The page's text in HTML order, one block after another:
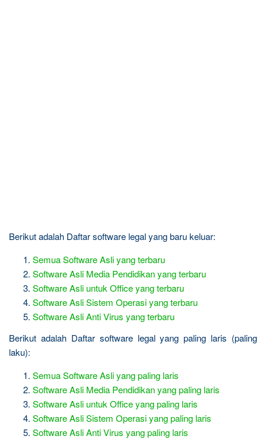
Berikut adalah Daftar software legal yang baru keluar:
Semua Software Asli yang terbaru
Software Asli Media Pendidikan yang terbaru
Software Asli untuk Office yang terbaru
Software Asli Sistem Operasi yang terbaru
Software Asli Anti Virus yang terbaru
Berikut adalah Daftar software legal yang paling laris (paling
laku):
Semua Software Asli yang paling laris
Software Asli Media Pendidikan yang paling laris
Software Asli untuk Office yang paling laris
Software Asli Sistem Operasi yang paling laris
Software Asli Anti Virus yang paling laris